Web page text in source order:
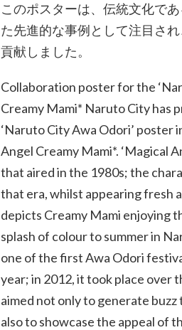
このポスターは、伝統文化で
た先進的な事例として注目さ
貢献しました。
Collaboration poster for the
Creamy Mami* Naruto City has
‘Naruto City Awa Odori’
Angel Creamy Mami*. ‘Magical
that aired in the 1980s; the
that era, whilst appearing fresh
depicts Creamy Mami enjoying
splash of colour to summer in
one of the first Awa Odori
year; in 2012, it took place over
aimed not only to generate
also to showcase the appeal of